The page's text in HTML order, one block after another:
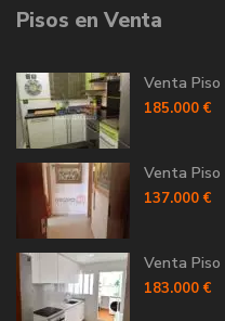
Pisos en Venta
Venta
185.000 €
Venta
137.000 €
Venta
183.000 €